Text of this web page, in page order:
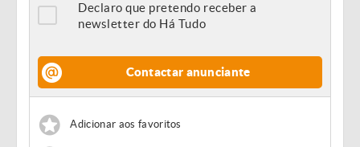
Declaro que pretendo receber a
newsletter do Há Tudo
Contactar anunciante
Adicionar aos favoritos